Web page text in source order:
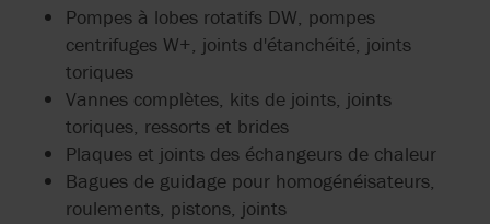
Pompes à lobes rotatifs DW, pompes
centrifuges W+, joints d'étanchéité, joints
toriques
Vannes complètes, kits de joints, joints
toriques, ressorts et brides
Plaques et joints des échangeurs de chaleur
Bagues de guidage pour homogénéisateurs,
roulements, pistons, joints